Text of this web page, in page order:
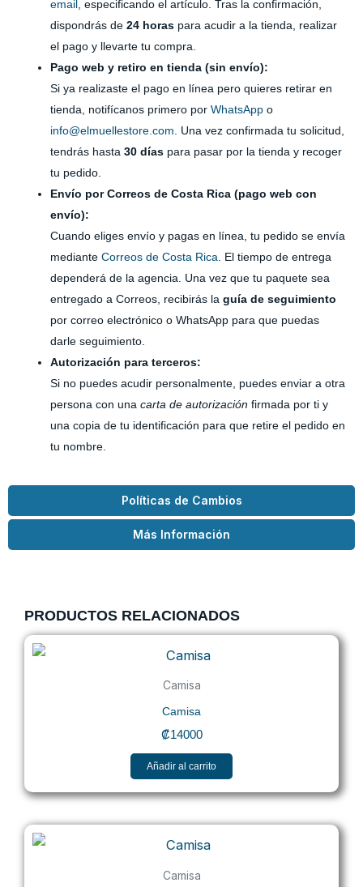
Políticas de Cambios
Más Información
email, especificando el artículo. Tras la confirmación,
dispondrás de 24 horas para acudir a la tienda, realizar
el pago y llevarte tu compra.
Pago web y retiro en tienda (sin envío):
Si ya realizaste el pago en línea pero quieres retirar en
tienda, notifícanos primero por WhatsApp o
info@elmuellestore.com. Una vez confirmada tu solicitud,
tendrás hasta 30 días para pasar por la tienda y recoger
tu pedido.
Envío por Correos de Costa Rica (pago web con
envío):
Cuando eliges envío y pagas en línea, tu pedido se envía
mediante Correos de Costa Rica. El tiempo de entrega
dependerá de la agencia. Una vez que tu paquete sea
entregado a Correos, recibirás la guía de seguimiento
por correo electrónico o WhatsApp para que puedas
darle seguimiento.
Autorización para terceros:
Si no puedes acudir personalmente, puedes enviar a otra
persona con una carta de autorización firmada por ti y
una copia de tu identificación para que retire el pedido en
tu nombre.
PRODUCTOS RELACIONADOS
Camisa
Camisa
₡14000
Añadir al carrito
Camisa